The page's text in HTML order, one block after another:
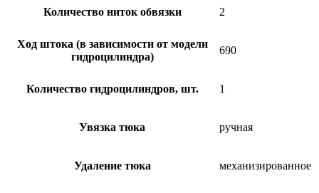
Количество ниток обвязки 2
Ход штока (в зависимости от модели
гидроцилиндра)
690
Количество гидроцилиндров, шт. 1
Увязка тюка ручная
Удаление тюка механизированное